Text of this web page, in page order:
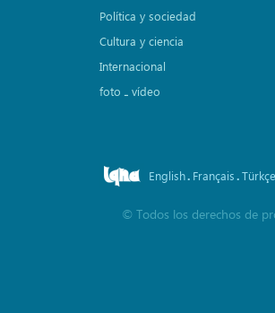
Política y sociedad
Cultura y ciencia
Internacional
foto ـ vídeo
English. Français.Türkçe
© Todos los derechos de